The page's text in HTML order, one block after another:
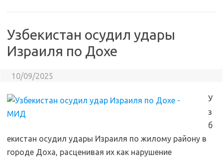
Узбекистан осудил удары
Израиля по Дохе
10/09/2025
У
з
б
екистан осудил удары Израиля по жилому району в
городе Доха, расценивая их как нарушение